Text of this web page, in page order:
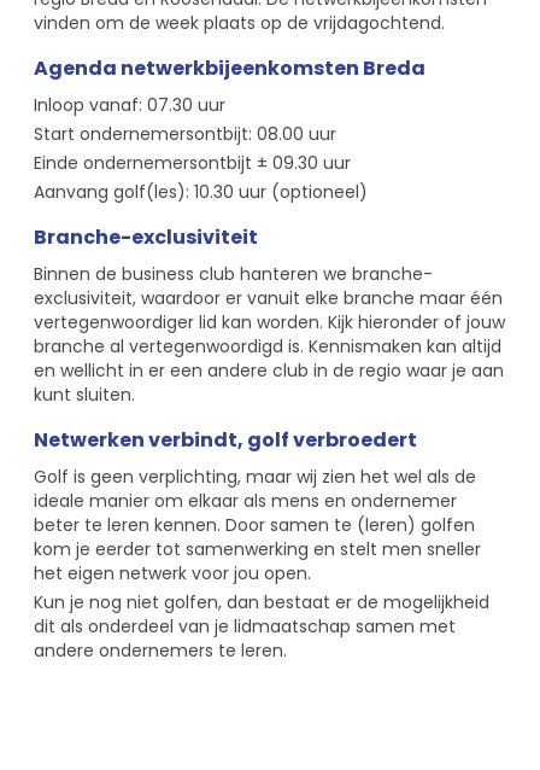
vinden om de week plaats op de vrijdagochtend.
Agenda netwerkbijeenkomsten Breda
Inloop vanaf: 07.30 uur
Start ondernemersontbijt: 08.00 uur
Einde ondernemersontbijt ± 09.30 uur
Aanvang golf(les): 10.30 uur (optioneel)
Branche-exclusiviteit
Binnen de business club hanteren we branche-
exclusiviteit, waardoor er vanuit elke branche maar één
vertegenwoordiger lid kan worden. Kijk hieronder of jouw
branche al vertegenwoordigd is. Kennismaken kan altijd
en wellicht in er een andere club in de regio waar je aan
kunt sluiten.
Netwerken verbindt, golf verbroedert
Golf is geen verplichting, maar wij zien het wel als de
ideale manier om elkaar als mens en ondernemer
beter te leren kennen. Door samen te (leren) golfen
kom je eerder tot samenwerking en stelt men sneller
het eigen netwerk voor jou open.
Kun je nog niet golfen, dan bestaat er de mogelijkheid
dit als onderdeel van je lidmaatschap samen met
andere ondernemers te leren.